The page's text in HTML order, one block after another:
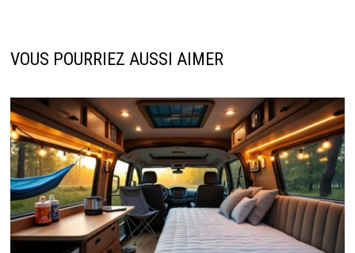
VOUS POURRIEZ AUSSI AIMER